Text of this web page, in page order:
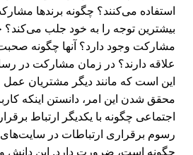
استفاده می‌کنند؟ چگونه برند‌ها
بیشترین توجه را به خود جلب می‌کند؟
مشارکت وجود دارد؟ آنها چگونه
علاقه دارند؟ در زمان مشارکت در
این است که مانند دیگر مشتریان
محقق شدن این امر، دانستن اینکه
اجتماعی چگونه با یکدیگر ارتباط
رسوم برقراری ارتباطات در
چگونه است، ضرورت دارد. این دانش